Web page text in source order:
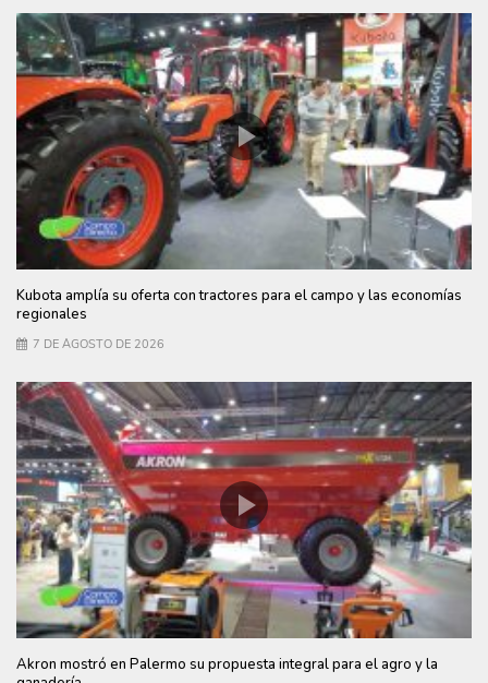
Kubota amplía su oferta con tractores para el campo y las economías
regionales
7 DE AGOSTO DE 2026
Akron mostró en Palermo su propuesta integral para el agro y la